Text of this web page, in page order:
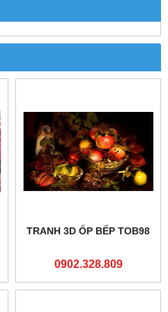
TRANH 3D ỐP BẾP TOB98
0902.328.809